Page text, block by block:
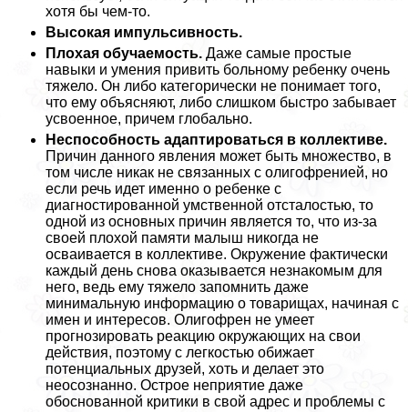
хотя бы чем-то.
Высокая импульсивность.
Плохая обучаемость. Даже самые простые
навыки и умения привить больному ребенку очень
тяжело. Он либо категорически не понимает того,
что ему объясняют, либо слишком быстро забывает
усвоенное, причем глобально.
Неспособность адаптироваться в коллективе.
Причин данного явления может быть множество, в
том числе никак не связанных с олигофренией, но
если речь идет именно о ребенке с
диагностированной умственной отсталостью, то
одной из основных причин является то, что из-за
своей плохой памяти малыш никогда не
осваивается в коллективе. Окружение фактически
каждый день снова оказывается незнакомым для
него, ведь ему тяжело запомнить даже
минимальную информацию о товарищах, начиная с
имен и интересов. Олигофрен не умеет
прогнозировать реакцию окружающих на свои
действия, поэтому с легкостью обижает
потенциальных друзей, хоть и делает это
неосознанно. Острое неприятие даже
обоснованной критики в свой адрес и проблемы с